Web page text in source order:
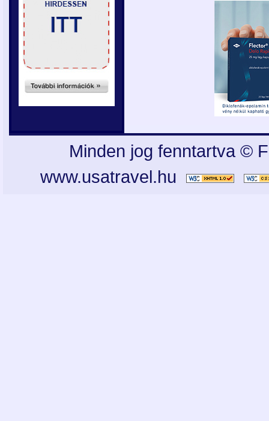
Minden jog fenntartva ©
www.usatravel.hu